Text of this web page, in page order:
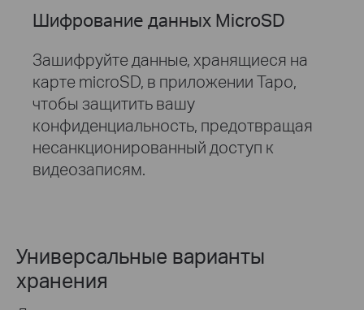
Шифрование данных MicroSD
Зашифруйте данные, хранящиеся на
карте microSD, в приложении Tapo,
чтобы защитить вашу
конфиденциальность, предотвращая
несанкционированный доступ к
видеозаписям.
Универсальные варианты
хранения